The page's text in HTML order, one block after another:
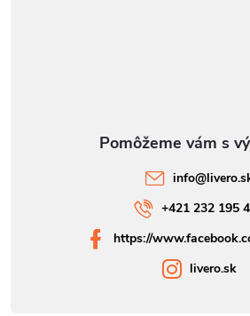
info@
+421 232 195
https://
livero.sk